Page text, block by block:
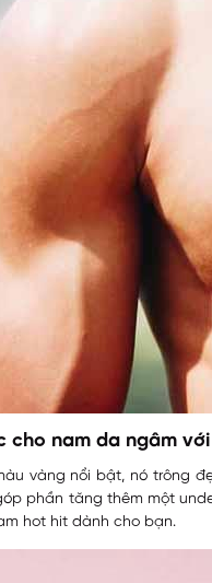
cho nam da ngâm
vàng nổi bật, nó trông
phần tăng thêm một
hot hit dành cho bạn.